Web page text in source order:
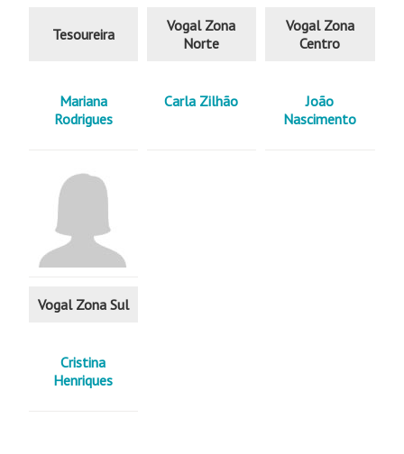
Tesoureira
Vogal Zona
Norte
Vogal Zona
Centro
Mariana
Rodrigues
Carla Zilhão
João
Nascimento
Vogal Zona Sul
Cristina
Henriques